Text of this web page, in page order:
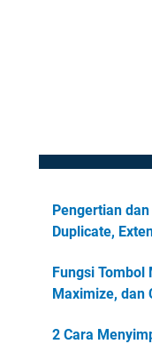
Pengertian dan
Duplicate,
Fungsi Tombol
Maximize, dan
2 Cara